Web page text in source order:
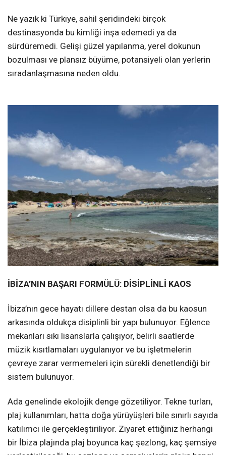
Ne yazık ki Türkiye, sahil şeridindeki birçok
destinasyonda bu kimliği inşa edemedi ya da
sürdüremedi. Gelişi güzel yapılanma, yerel dokunun
bozulması ve plansız büyüme, potansiyeli olan yerlerin
sıradanlaşmasına neden oldu.
İBİZA’NIN BAŞARI FORMÜLÜ: DİSİPLİNLİ KAOS
İbiza’nın gece hayatı dillere destan olsa da bu kaosun
arkasında oldukça disiplinli bir yapı bulunuyor. Eğlence
mekanları sıkı lisanslarla çalışıyor, belirli saatlerde
müzik kısıtlamaları uygulanıyor ve bu işletmelerin
çevreye zarar vermemeleri için sürekli denetlendiği bir
sistem bulunuyor.
Ada genelinde ekolojik denge gözetiliyor. Tekne turları,
plaj kullanımları, hatta doğa yürüyüşleri bile sınırlı sayıda
katılımcı ile gerçekleştiriliyor. Ziyaret ettiğiniz herhangi
bir İbiza plajında plaj boyunca kaç şezlong, kaç şemsiye